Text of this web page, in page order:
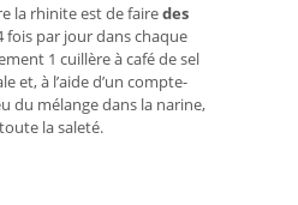
la rhinite est de fairedes
fois par jour dans chaque
1 cuillère à café de sel
et, à l’aide d’un compte-
du mélange dans la narine,
la saleté.